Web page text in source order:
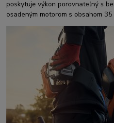
poskytuje výkon porovnateľný s
osadeným motorom s obsahom 35